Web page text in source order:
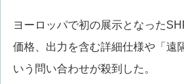
ヨーロッパで初の展示となった
価格、出力を含む詳細仕様や「遠
いう問い合わせが殺到した。